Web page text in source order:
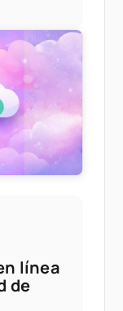
línea
de